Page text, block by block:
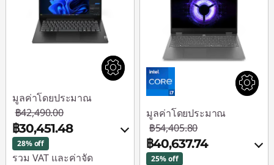
มูลค่าโดยประมาณ
฿42,490.00
฿30,451.48
28% off
รวม VAT และค่าจัด
มูลค่าโดยประมาณ
฿54,405.80
฿40,637.74
25% off